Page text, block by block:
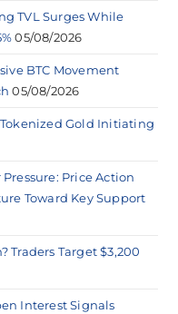
TVL Surges While
05/08/2026
BTC Movement
05/08/2026
Tokenized Gold Initiating
Price Action
Toward Key Support
Target $3,200
Interest Signals